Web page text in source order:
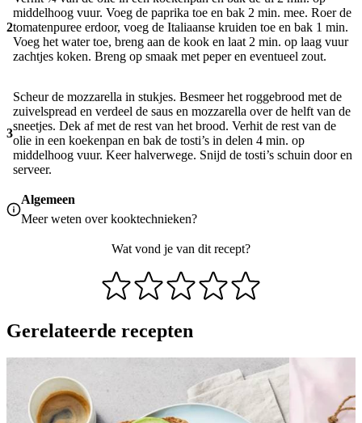
2
middelhoog vuur. Voeg de paprika toe en bak 2 min. mee. Roer de
tomatenpuree erdoor, voeg de Italiaanse kruiden toe en bak 1 min.
Voeg het water toe, breng aan de kook en laat 2 min. op laag vuur
zachtjes koken. Breng op smaak met peper en eventueel zout.
3
Scheur de mozzarella in stukjes. Besmeer het roggebrood met de
zuivelspread en verdeel de saus en mozzarella over de helft van de
sneetjes. Dek af met de rest van het brood. Verhit de rest van de
olie in een koekenpan en bak de tosti’s in delen 4 min. op
middelhoog vuur. Keer halverwege. Snijd de tosti’s schuin door en
serveer.
Algemeen
Meer weten overkooktechnieken?
Wat vond je van dit recept?
Gerelateerde recepten